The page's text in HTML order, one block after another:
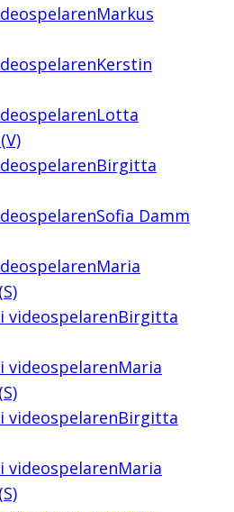
Markus
Kerstin
Lotta
Birgitta
Sofia Damm
Maria
videospelarenBirgitta
videospelarenMaria
videospelarenBirgitta
videospelarenMaria